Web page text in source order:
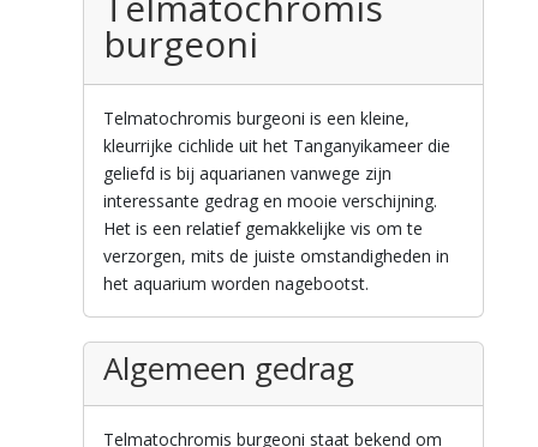
burgeoni
Telmatochromis burgeoni is een kleine,
kleurrijke cichlide uit het Tanganyikameer die
geliefd is bij aquarianen vanwege zijn
interessante gedrag en mooie verschijning.
Het is een relatief gemakkelijke vis om te
verzorgen, mits de juiste omstandigheden in
het aquarium worden nagebootst.
Algemeen gedrag
Telmatochromis burgeoni staat bekend om